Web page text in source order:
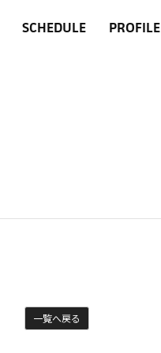
SCHEDULE PROFILE
一覧へ戻る